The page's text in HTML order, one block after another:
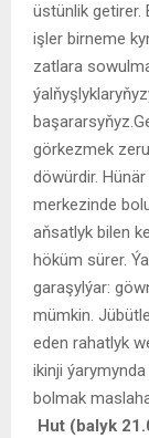
üstünlik getirer.
işler birneme
zatlara
görkezmek
döwürdir.
merkezinde
aňsatlyk bilen
höküm sürer.
garaşylýar:
mümkin.
eden rahatlyk
ikinji
bolmak
Hut (balyk